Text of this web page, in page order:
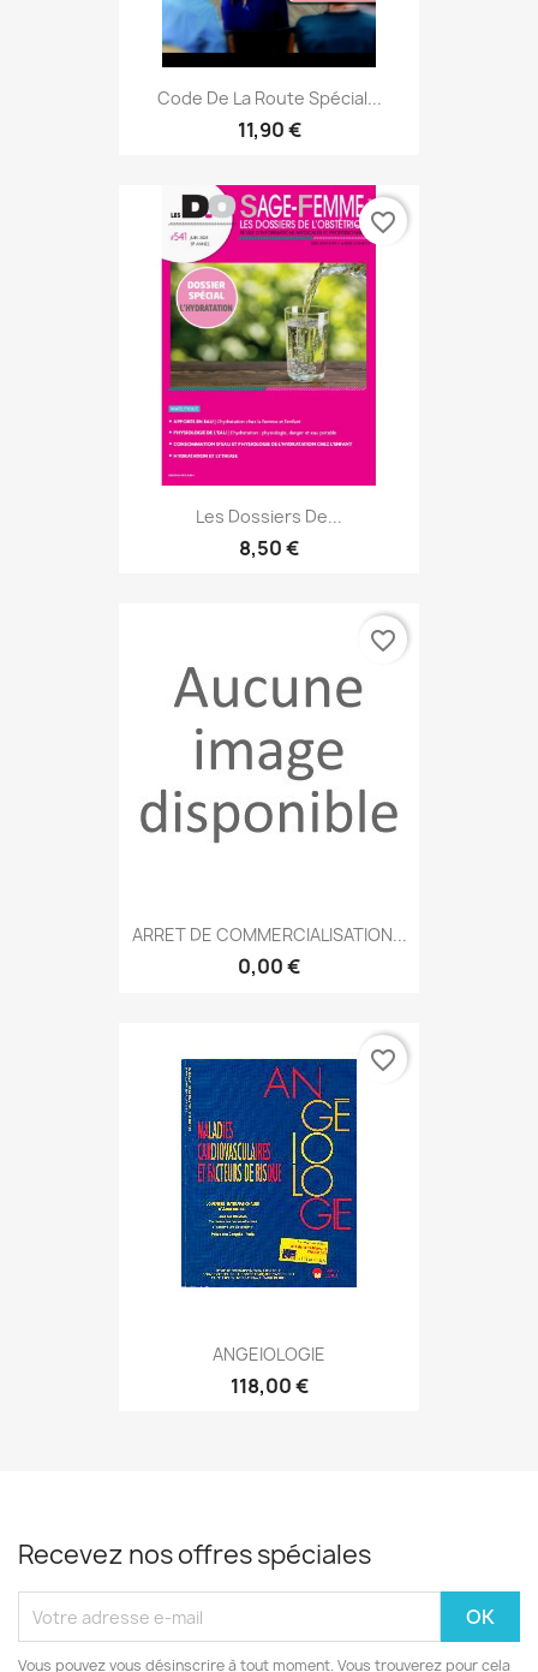
Code De La Route Spécial...
11,90 €
Les Dossiers De...
8,50 €
favorite_border
ARRET DE COMMERCIALISATION...
0,00 €
favorite_border
ANGEIOLOGIE
118,00 €
favorite_border
Recevez nos offres spéciales
Vous pouvez vous désinscrire à tout moment. Vous trouverez pour cela